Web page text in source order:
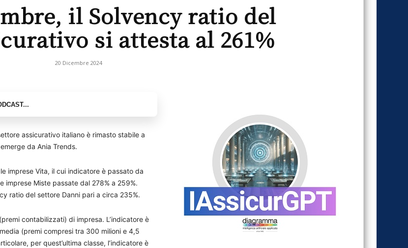
il Solvency ratio del
si attesta al 261%
20 Dicembre 2024
assicurativo italiano è rimasto stabile a
da Ania Trends.
imprese Vita, il cui indicatore è passato da
imprese Miste passate dal 278% a 259%.
ratio del settore Danni pari a circa 235%.
contabilizzati) di impresa. L’indicatore è
(premi compresi tra 300 milioni e 4,5
per quest’ultima classe, l’indicatore è